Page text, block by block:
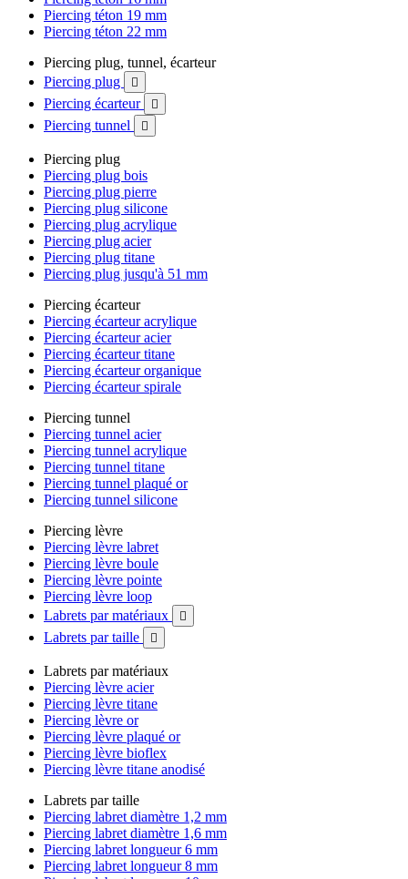
Piercing téton 19 mm
Piercing téton 22 mm
Piercing plug, tunnel, écarteur
Piercing plug

Piercing écarteur 
Piercing tunnel 
Piercing plug
Piercing plug bois
Piercing plug pierre
Piercing plug silicone
Piercing plug acrylique
Piercing plug acier
Piercing plug titane
Piercing plug jusqu'à 51 mm
Piercing écarteur
Piercing écarteur acrylique
Piercing écarteur acier
Piercing écarteur titane
Piercing écarteur organique
Piercing écarteur spirale
Piercing tunnel
Piercing tunnel acier
Piercing tunnel acrylique
Piercing tunnel titane
Piercing tunnel plaqué or
Piercing tunnel silicone
Piercing lèvre
Piercing lèvre labret
Piercing lèvre boule
Piercing lèvre pointe
Piercing lèvre loop
Labrets par matériaux

Labrets par taille 
Labrets par matériaux
Piercing lèvre acier
Piercing lèvre titane
Piercing lèvre or
Piercing lèvre plaqué or
Piercing lèvre bioflex
Piercing lèvre titane anodisé
Labrets par taille
Piercing labret diamètre 1,2 mm
Piercing labret diamètre 1,6 mm
Piercing labret longueur 6 mm
Piercing labret longueur 8 mm